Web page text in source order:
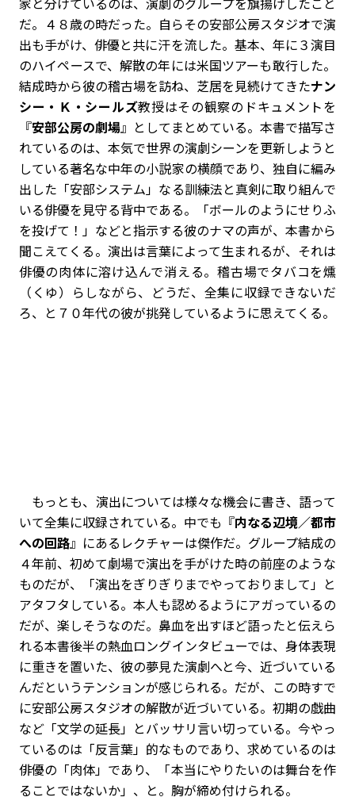
だ。４８歳の時だった。自らその安部公房スタジオで演
出も手がけ、俳優と共に汗を流した。基本、年に３演目
のハイペースで、解散の年には米国ツアーも敢行した。
結成時から彼の稽古場を訪ね、芝居を見続けてきたナン
シー・Ｋ・シールズ教授はその観察のドキュメントを
『安部公房の劇場』としてまとめている。本書で描写さ
れているのは、本気で世界の演劇シーンを更新しようと
している著名な中年の小説家の横顔であり、独自に編み
出した「安部システム」なる訓練法と真剣に取り組んで
いる俳優を見守る背中である。「ボールのようにせりふ
を投げて！」などと指示する彼のナマの声が、本書から
聞こえてくる。演出は言葉によって生まれるが、それは
俳優の肉体に溶け込んで消える。稽古場でタバコを燻
（くゆ）らしながら、どうだ、全集に収録できないだ
ろ、と７０年代の彼が挑発しているように思えてくる。
もっとも、演出については様々な機会に書き、語って
いて全集に収録されている。中でも『内なる辺境／都市
への回路』にあるレクチャーは傑作だ。グループ結成の
４年前、初めて劇場で演出を手がけた時の前座のような
ものだが、「演出をぎりぎりまでやっておりまして」と
アタフタしている。本人も認めるようにアガっているの
だが、楽しそうなのだ。鼻血を出すほど語ったと伝えら
れる本書後半の熱血ロングインタビューでは、身体表現
に重きを置いた、彼の夢見た演劇へと今、近づいている
んだというテンションが感じられる。だが、この時すで
に安部公房スタジオの解散が近づいている。初期の戯曲
など「文学の延長」とバッサリ言い切っている。今やっ
ているのは「反言葉」的なものであり、求めているのは
俳優の「肉体」であり、「本当にやりたいのは舞台を作
ることではないか」、と。胸が締め付けられる。